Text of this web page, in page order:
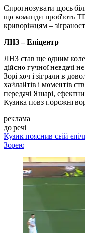
Спрогнозувати щось
що команди проб'ють ТБ
криворіжцям –
ЛНЗ – Епіцентр
ЛНЗ став ще одним
дійсно гучної невдачі
Зорі хоч і зіграли в
хайлайтів і моментів
передачі Яшарі,
Кузика повз порожні
реклама
до речі
Кузик пояснив свій
Зорею